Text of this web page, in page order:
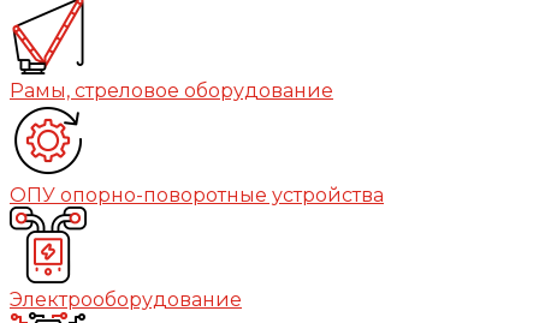
Рамы, стреловое оборудование
ОПУ опорно-поворотные устройства
Электрооборудование